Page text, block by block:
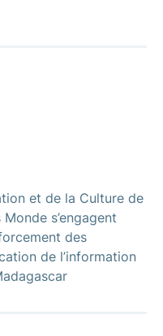
et de la Culture de
s’engagent
des
de l’information